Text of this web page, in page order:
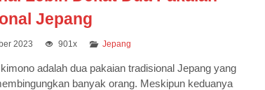
Jepang
2023 901x Jepang
adalah dua pakaian tradisional Jepang yang
banyak orang. Meskipun keduanya